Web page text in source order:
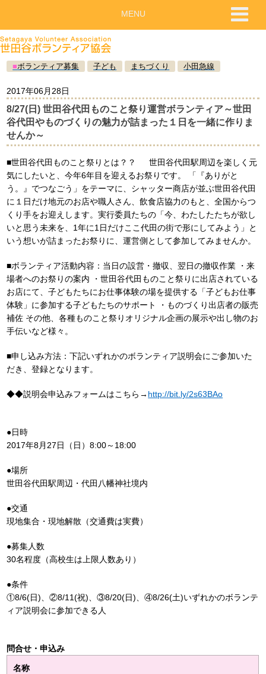
■ボランティア募集 子ども まちづくり 小田急線
2017年06月28日
8/27(日) 世田谷代田ものこと祭り運営ボランティア～世田
谷代田やものづくりの魅力が詰まった１日を一緒に作りま
せんか～
■世田谷代田ものこと祭りとは？？ 世田谷代田駅周辺を楽しく元
気にしたいと、今年6年目を迎えるお祭りです。 「『ありがと
う。』でつなごう」をテーマに、シャッター商店が並ぶ世田谷代田
に１日だけ地元のお店や職人さん、飲食店協力のもと、全国からつ
くり手をお迎えします。実行委員たちの「今、わたしたたちが欲し
いと思う未来を、1年に1日だけここ代田の街で形にしてみよう」と
いう想いが詰まったお祭りに、運営側として参加してみませんか。
■ボランティア活動内容：当日の設営・撤収、翌日の撤収作業 ・来
場者へのお祭りの案内 ・世田谷代田ものこと祭りに出店されている
お店にて、子どもたちにお仕事体験の場を提供する「子どもお仕事
体験」に参加する子どもたちのサポート ・ものづくり出店者の販売
補佐 その他、各種ものこと祭りオリジナル企画の展示や出し物のお
手伝いなど様々。
■申し込み方法：下記いずれかのボランティア説明会にご参加いた
だき、登録となります。
◆◆説明会申込みフォームはこちら→ http://bit.ly/2s63BAo
●日時
2017年8月27日（日）8:00～18:00
●場所
世田谷代田駅周辺・代田八幡神社境内
●交通
現地集合・現地解散（交通費は実費）
●募集人数
30名程度（高校生は上限人数あり）
●条件
①8/6(日)、②8/11(祝)、③8/20(日)、④8/26(土)いずれかのボランテ
ィア説明会に参加できる人
問合せ・申込み
名称
MENU